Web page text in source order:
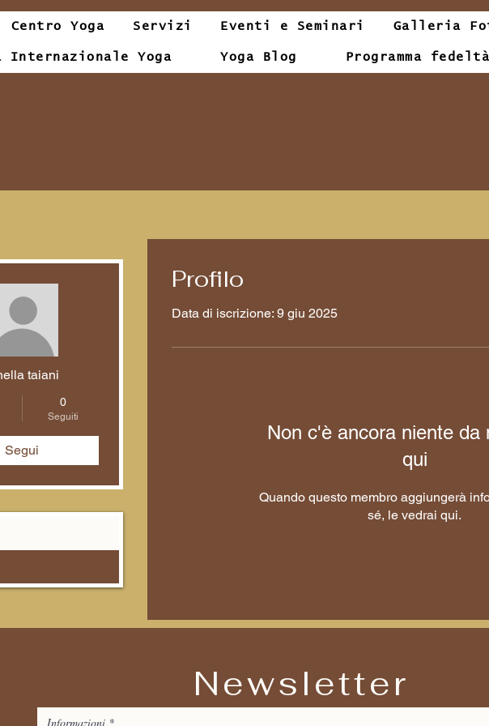
Yoga Servizi Eventi e Seminari Galleria
Internazionale Yoga Yoga Blog Programma fedeltà
Profilo
Data di iscrizione: 9 giu 2025
Non c'è ancora niente da
qui
Quando questo membro aggiungerà
sé, le vedrai qui.
taiani
0
Seguiti
Segui
Newsletter
Informazioni